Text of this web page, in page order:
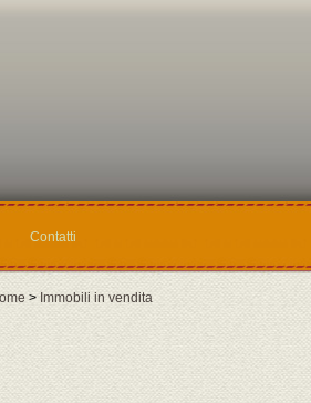
Contatti
> Immobili in vendita